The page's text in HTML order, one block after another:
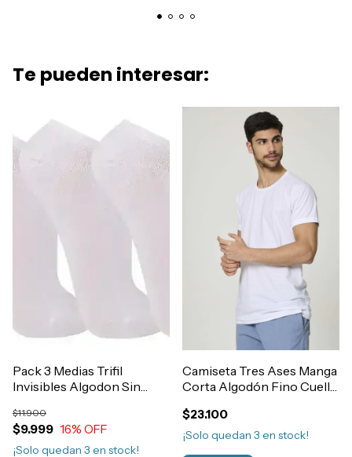
Te pueden interesar:
Pack 3 Medias Trifil
Invisibles Algodon Sin
$9.999
$11.900
16% OFF
¡Solo quedan 3 en stock!
Camiseta Tres Ases Manga
Corta Algodón Fino Cuello
$23.100
¡Solo quedan 3 en stock!